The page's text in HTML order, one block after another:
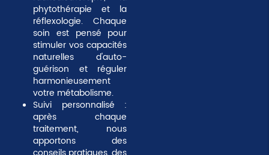
phytothérapie et la
réflexologie. Chaque
soin est pensé pour
stimuler vos capacités
naturelles d'auto-
guérison et réguler
harmonieusement
votre métabolisme.
Suivi personnalisé :
après chaque
traitement, nous
apportons des